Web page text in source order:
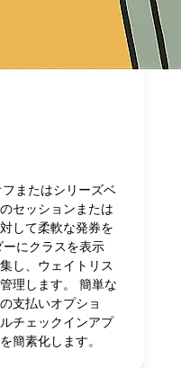
またはシリーズベ
セッションまたは
して柔軟な発券を
にクラスを表示
し、ウェイトリス
理します。 簡単な
支払いオプショ
チェックインアプ
簡素化します。